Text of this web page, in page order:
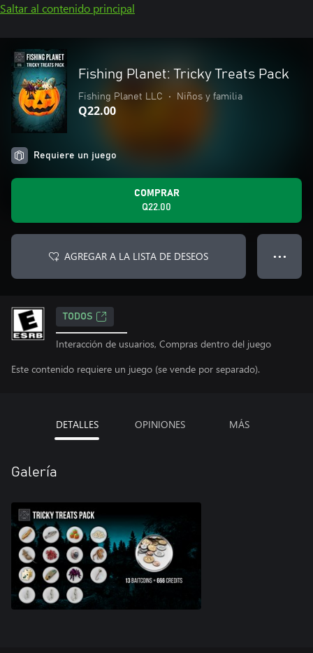
Saltar al contenido principal
Fishing Planet: Tricky Treats Pack
Fishing Planet LLC • Niños y familia
Q22.00
Requiere un juego
COMPRAR
Q22.00
AGREGAR A LA LISTA DE DESEOS ● ● ●
TODOS
Interacción de usuarios, Compras dentro del juego
Este contenido requiere un juego (se vende por separado).
DETALLES OPINIONES MÁS
Galería